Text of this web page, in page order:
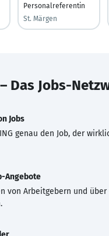
Personalreferentin
St. Märgen
Das Jobs-
Jobs
genau den Job, der
Angebote
von Arbeitgebern und über